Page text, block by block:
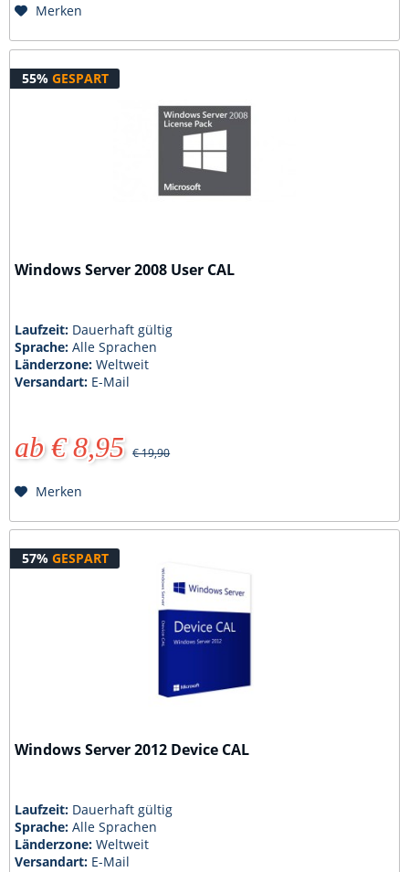
Merken
55% GESPART
Windows Server 2008 User CAL
Laufzeit: Dauerhaft gültig
Sprache:Alle Sprachen
Länderzone:Weltweit
Versandart: E-Mail
ab € 8,95 € 19,90
Merken
57% GESPART
Windows Server 2012 Device CAL
Laufzeit: Dauerhaft gültig
Sprache:Alle Sprachen
Länderzone:Weltweit
Versandart: E-Mail